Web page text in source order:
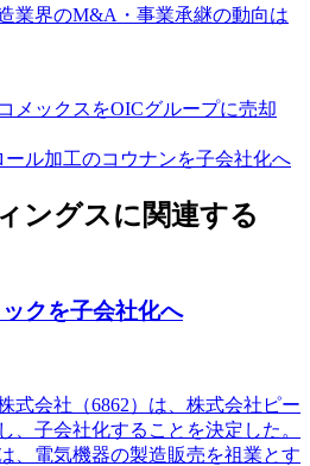
業界のM&A・事業承継の動向は
メックスをOICグループに売却
ル加工のコウナンを子会社化へ
ングスに関連する
クを子会社化へ
式会社（6862）は、株式会社ピー
、子会社化することを決定した。
、電気機器の製造販売を祖業とす